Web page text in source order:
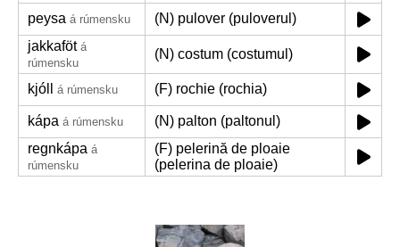
peysa á rúmensku
(N) pulover (puloverul)
jakkaföt á
rúmensku
(N) costum (costumul)
kjóll á rúmensku (F) rochie (rochia)
kápa á rúmensku
(N) palton (paltonul)
regnkápa á
rúmensku
(F) pelerină de ploaie
(pelerina de ploaie)